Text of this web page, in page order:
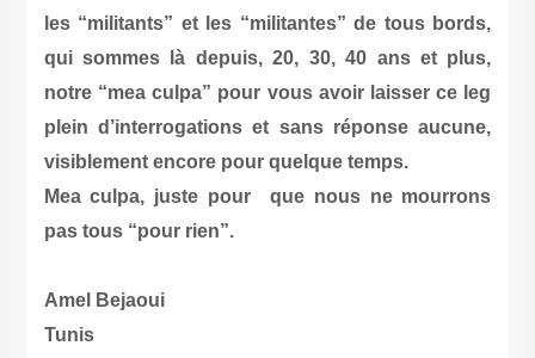
les “militants” et les “militantes” de tous bords,
qui sommes là depuis, 20, 30, 40 ans et plus,
notre “mea culpa” pour vous avoir laisser ce leg
plein d’interrogations et sans réponse aucune,
visiblement encore pour quelque temps.
Mea culpa, juste pour que nous ne mourrons
pas tous “pour rien”.
Amel Bejaoui
Tunis